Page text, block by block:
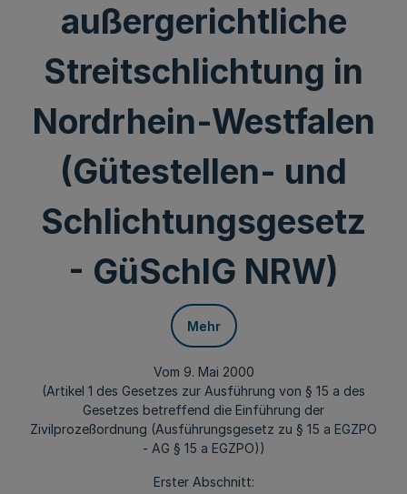
außergerichtliche
Streitschlichtung in
Nordrhein-Westfalen
(Gütestellen- und
Schlichtungsgesetz
- GüSchlG NRW)
Mehr
Vom 9. Mai 2000
(Artikel 1 des Gesetzes zur Ausführung von § 15 a des
Gesetzes betreffend die Einführung der
Zivilprozeßordnung (Ausführungsgesetz zu § 15 a EGZPO
- AG § 15 a EGZPO))
Erster Abschnitt: